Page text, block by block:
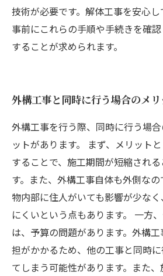
技術が必要です。解体工事を安心し
事前にこれらの手順や手続きを確
することが求められます。
外構工事と同時に行う場合のメ
外構工事を行う際、同時に行う場
ットがあります。 まず、メリット
することで、施工期間が短縮され
す。また、外構工事自体も外側な
物内部に住人がいても影響が少な
にくいという点もあります。 一方
は、予算の問題があります。外構
担がかかるため、他の工事と同時
てしまう可能性があります。また